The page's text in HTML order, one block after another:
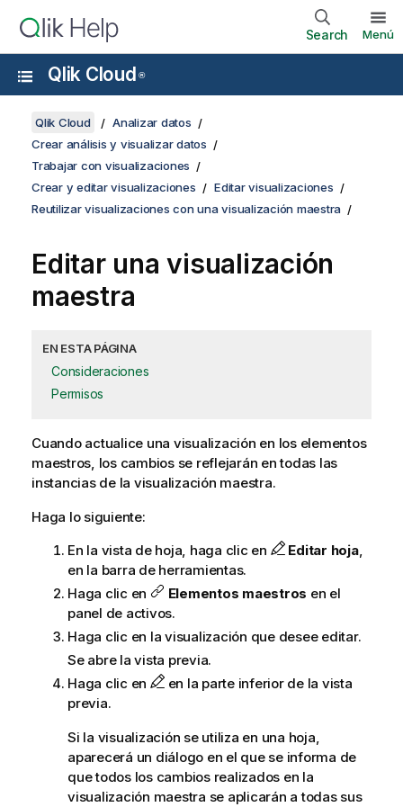
Search Menú
Qlik Cloud ®
Qlik Cloud
Analizar datos
Crear análisis y visualizar datos
Trabajar con visualizaciones
Crear y editar visualizaciones
Editar visualizaciones
Reutilizar visualizaciones con una visualización maestra
Editar una visualización
maestra
EN ESTA PÁGINA
Consideraciones
Permisos
Cuando actualice una visualización en los elementos
maestros, los cambios se reflejarán en todas las
instancias de la visualización maestra.
Haga lo siguiente:
En la vista de hoja, haga clic en
Editar hoja,
en la barra de herramientas.
Haga clic en
Elementos maestros en el
panel de activos.
Haga clic en la visualización que desee editar.
Se abre la vista previa.
Haga clic en
en la parte inferior de la vista
previa.
Si la visualización se utiliza en una hoja,
aparecerá un diálogo en el que se informa de
que todos los cambios realizados en la
visualización maestra se aplicarán a todas sus